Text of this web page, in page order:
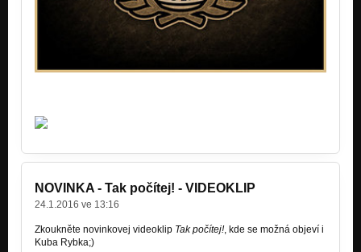
NOVINKA - Tak počítej! - VIDEOKLIP
24.1.2016 ve 13:16
Zkoukněte novinkovej videoklip Tak počítej!, kde se možná objeví i
Kuba Rybka;)